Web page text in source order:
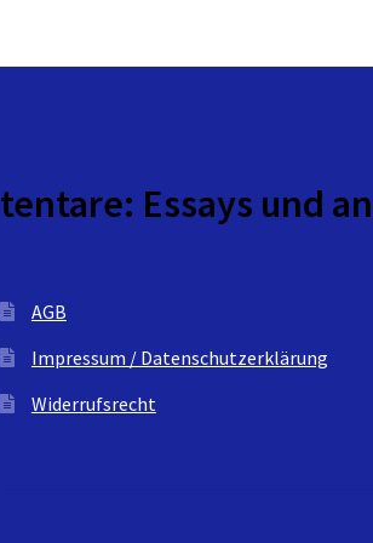
tentare: Essays und
AGB
Impressum / Datenschutzerklärung
Widerrufsrecht